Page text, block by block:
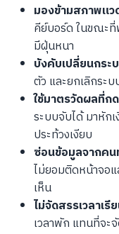
มองข้ามสภาพแ
คีย์บอร์ด ในขณะ
มีฝุ่นหนา
บังคับเปลี่ยนกระ
ตัว และยกเลิกระ
ใช้มาตรวัดผลที่ก
ระบบจับได้ มาหัก
ประท้วงเงียบ
ซ่อนข้อมูลจากคน
ไม่ยอมติดหน้าจอ
เห็น
ไม่จัดสรรเวลาเรี
เวลาพัก แทนที่จะ